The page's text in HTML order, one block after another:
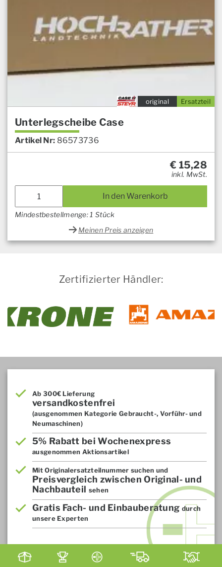
Ersatzteil
original
Unterlegscheibe Case
Artikel Nr: 86573736
€ 15,28
inkl. MwSt.
In den Warenkorb
Mindestbestellmenge: 1 Stück
Meinen Preis anzeigen
Zertifizierter Händler:
Ab 300€ Lieferung
versandkostenfrei
(ausgenommen Kategorie Gebraucht-, Vorführ- und
Neumaschinen)
5% Rabatt bei Wochenexpress
ausgenommen Aktionsartikel
Mit Originalersatzteilnummer suchen und
Preisvergleich zwischen Original- und
Nachbauteil sehen
Gratis Fach- und Einbauberatung durch
unsere Experten